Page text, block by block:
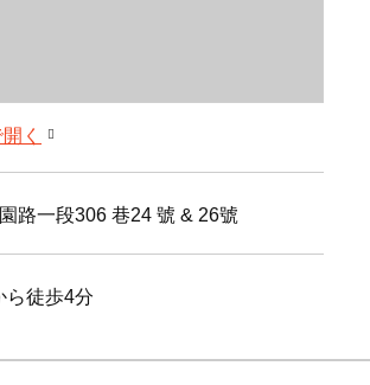
く
路一段306 巷24 號 & 26號
ら徒歩4分